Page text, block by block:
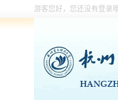
游客您好，您还没有登录